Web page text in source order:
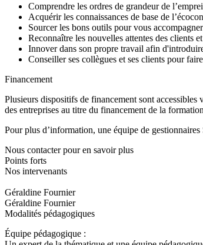
Comprendre les ordres de grandeur de
Acquérir les connaissances de base de
Sourcer les bons outils pour vous
Reconnaître les nouvelles attentes des clients
Innover dans son propre travail afin
Conseiller ses collègues et ses clients pour
Financement
Plusieurs dispositifs de financement sont
des entreprises au titre du financement de la
Pour plus d’information, une équipe de
Nous contacter pour en savoir plus
Points forts
Nos intervenants
Géraldine Fournier
Géraldine Fournier
Modalités pédagogiques
Équipe pédagogique :